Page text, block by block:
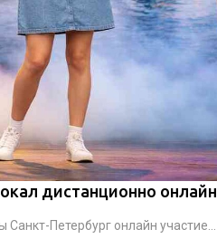
дистанционно онлайн
Санкт-Петербург онлайн участие...